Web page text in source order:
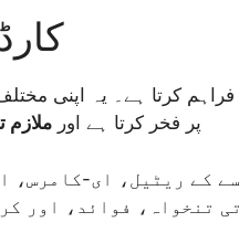
کرتا ہے۔ یہ اپنی
پر فخر کرتا ہے اور ملازم
کے ریٹیل، ای-کامرس،
تنخواہ، فوائد، اور